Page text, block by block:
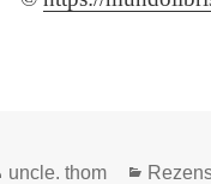
Autor
uncle. thom